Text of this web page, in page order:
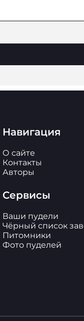
Навигация
О сайте
Контакты
Авторы
Сервисы
Ваши пудели
Чёрный список
Питомники
Фото пуделей